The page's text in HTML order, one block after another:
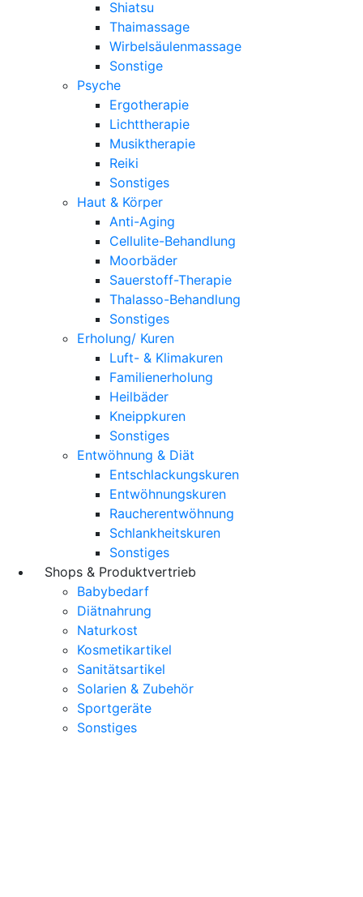
Shiatsu
Thaimassage
Wirbelsäulenmassage
Sonstige
Psyche
Ergotherapie
Lichttherapie
Musiktherapie
Reiki
Sonstiges
Haut & Körper
Anti-Aging
Cellulite-Behandlung
Moorbäder
Sauerstoff-Therapie
Thalasso-Behandlung
Sonstiges
Erholung/ Kuren
Luft- & Klimakuren
Familienerholung
Heilbäder
Kneippkuren
Sonstiges
Entwöhnung & Diät
Entschlackungskuren
Entwöhnungskuren
Raucherentwöhnung
Schlankheitskuren
Sonstiges
Shops & Produktvertrieb
Babybedarf
Diätnahrung
Naturkost
Kosmetikartikel
Sanitätsartikel
Solarien & Zubehör
Sportgeräte
Sonstiges